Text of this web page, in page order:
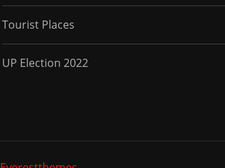
Tourist Places
UP Election 2022